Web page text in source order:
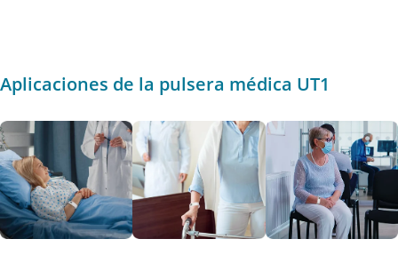
Aplicaciones de la pulsera médica UT1